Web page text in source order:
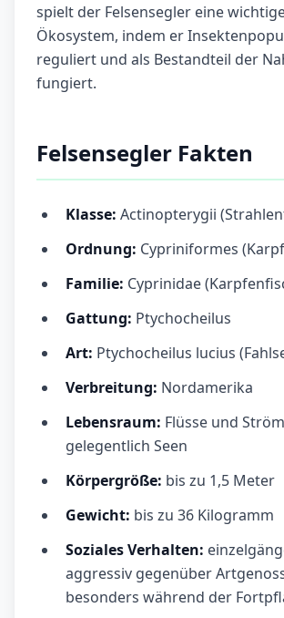
spielt der Felsensegler eine
Ökosystem, indem er
reguliert und als Bestandteil der
fungiert.
Felsensegler Fakten
Klasse: Actinopterygii
Ordnung: Cypriniformes
Familie: Cyprinidae
Gattung: Ptychocheilus
Art: Ptychocheilus lucius
Verbreitung: Nordamerika
Lebensraum: Flüsse und
gelegentlich Seen
Körpergröße: bis zu 1,5 Meter
Gewicht: bis zu 36 Kilogramm
Soziales Verhalten:
aggressiv gegenüber
besonders während der